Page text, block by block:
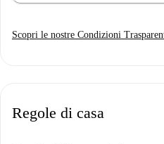
Scopri le nostre Condizioni
Regole di casa